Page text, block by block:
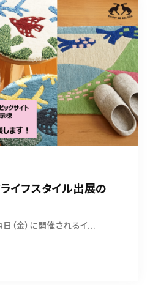
イフスタイル出展の
（金）に開催されるイ...